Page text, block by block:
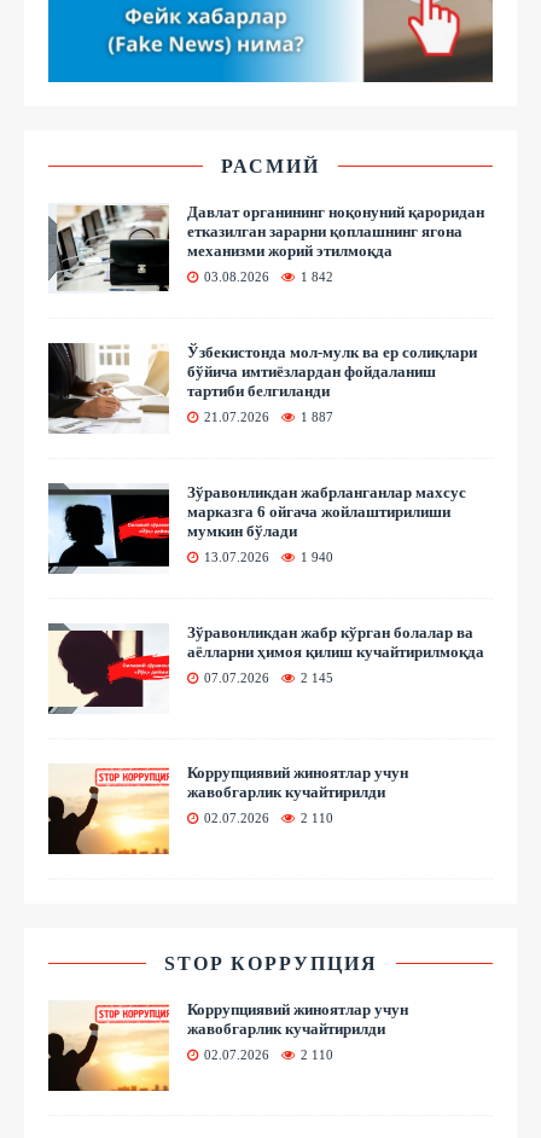
РАСМИЙ
Давлат органининг ноқонуний қароридан
етказилган зарарни қоплашнинг ягона
механизми жорий этилмоқда
03.08.2026 1 842
Ўзбекистонда мол-мулк ва ер солиқлари
бўйича имтиёзлардан фойдаланиш
тартиби белгиланди
21.07.2026 1 887
Зўравонликдан жабрланганлар махсус
марказга 6 ойгача жойлаштирилиши
мумкин бўлади
13.07.2026 1 940
Зўравонликдан жабр кўрган болалар ва
аёлларни ҳимоя қилиш кучайтирилмоқда
07.07.2026 2 145
Коррупциявий жиноятлар учун
жавобгарлик кучайтирилди
02.07.2026 2 110
STOP КОРРУПЦИЯ
Коррупциявий жиноятлар учун
жавобгарлик кучайтирилди
02.07.2026 2 110